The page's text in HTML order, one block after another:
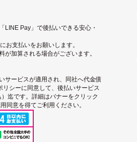
LINE Pay」で後払いできる安心・
お支払いをお願いします。
加算される場合がございます。
サービスが適用され、同社へ代金債
リシーに同意して、後払いサービス
迄です。詳細はバナーをクリック
同意を得てご利用ください。